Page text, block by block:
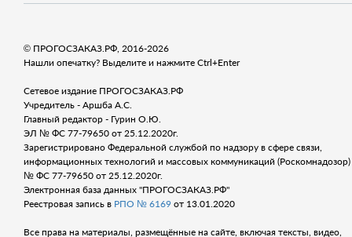
© ПРОГОСЗАКАЗ.РФ, 2016-2026
Нашли опечатку? Выделите и нажмите Ctrl+Enter
Сетевое издание ПРОГОСЗАКАЗ.РФ
Учредитель - Аршба А.С.
Главный редактор - Гурин О.Ю.
ЭЛ № ФС 77-79650 от 25.12.2020г.
Зарегистрировано Федеральной службой по надзору в сфере связи,
информационных технологий и массовых коммуникаций
№ ФС 77-79650 от 25.12.2020г.
Электронная база данных "ПРОГОСЗАКАЗ.РФ"
Реестровая запись в РПО № 6169 от 13.01.2020
Все права на материалы, размещённые на сайте, включая тексты, видео,